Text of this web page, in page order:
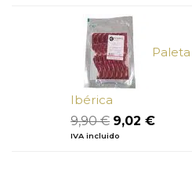
era:
5,50 €.
Ibérica
9,90€ El
precio
9,02 €El
IVA incluido